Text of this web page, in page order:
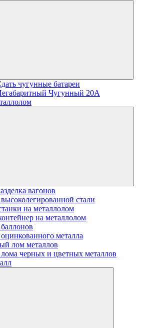
чугунные батареи
Чугунный 20А
вагонов
стали
на металлолом
на металлолом
металла
лом металлов
черных и цветных металлов